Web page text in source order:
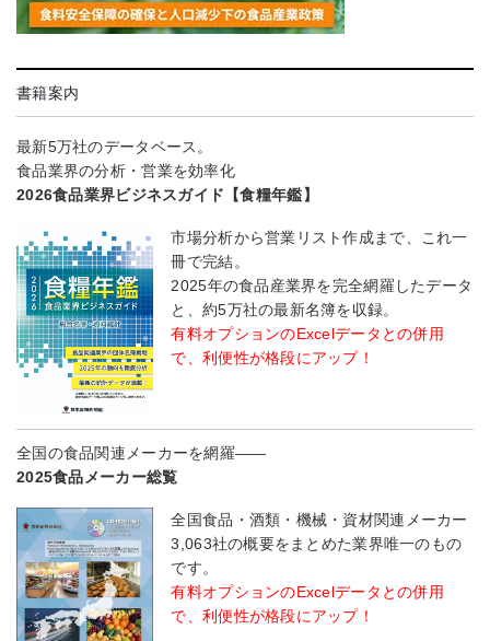
書籍案内
最新5万社のデータベース。
食品業界の分析・営業を効率化
2026食品業界ビジネスガイド【食糧年鑑】
市場分析から営業リスト作成まで、これ一
冊で完結。
2025年の食品産業界を完全網羅したデータ
と、約5万社の最新名簿を収録。
有料オプションのExcelデータとの併用
で、利便性が格段にアップ！
全国の食品関連メーカーを網羅――
2025食品メーカー総覧
全国食品・酒類・機械・資材関連メーカー
3,063社の概要をまとめた業界唯一のもの
です。
有料オプションのExcelデータとの併用
で、利便性が格段にアップ！